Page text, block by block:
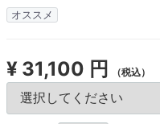
オススメ
¥ 31,100 円 （税込）